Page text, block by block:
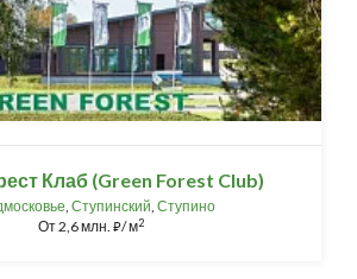
Клаб (Green Forest Club)
, Ступинский, Ступино
От2,6 млн. ⃏/ м2